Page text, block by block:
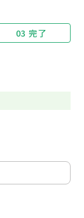
03 完了